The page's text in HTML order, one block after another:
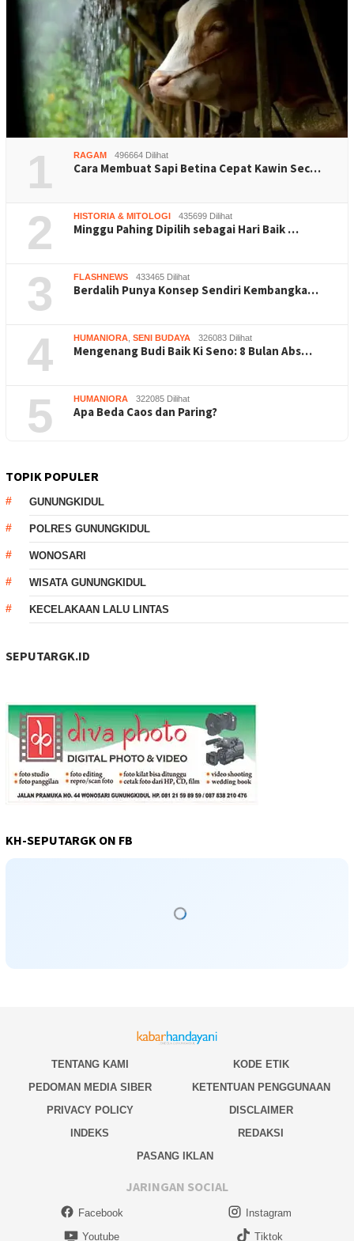
1 RAGAM 496664 Dilihat
Cara Membuat Sapi Betina Cepat Kawin Sec…
2 HISTORIA & MITOLOGI 435699 Dilihat
Minggu Pahing Dipilih sebagai Hari Baik …
3 FLASHNEWS 433465 Dilihat
Berdalih Punya Konsep Sendiri Kembangka…
4 HUMANIORA SENI BUDAYA 326083 Dilihat
Mengenang Budi Baik Ki Seno: 8 Bulan Abs…
5 HUMANIORA 322085 Dilihat
Apa Beda Caos dan Paring?
TOPIK POPULER
GUNUNGKIDUL
POLRES GUNUNGKIDUL
WONOSARI
WISATA GUNUNGKIDUL
KECELAKAAN LALU LINTAS
SEPUTARGK.ID
KH-SEPUTARGK ON FB
TENTANG KAMI
KODE ETIK
PEDOMAN MEDIA SIBER
KETENTUAN PENGGUNAAN
PRIVACY POLICY
DISCLAIMER
INDEKS
REDAKSI
PASANG IKLAN
JARINGAN SOCIAL
Facebook
Instagram
Youtube
Tiktok